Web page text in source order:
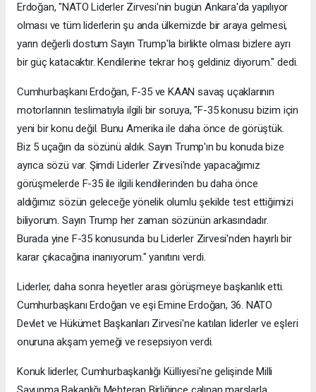
Erdoğan, "NATO Liderler Zirvesi'nin bugün Ankara'da yapılıyor
olması ve tüm liderlerin şu anda ülkemizde bir araya gelmesi,
yarın değerli dostum Sayın Trump'la birlikte olması bizlere ayrı
bir güç katacaktır. Kendilerine tekrar hoş geldiniz diyorum." dedi.
Cumhurbaşkanı Erdoğan, F-35 ve KAAN savaş uçaklarının
motorlarının teslimatıyla ilgili bir soruya, "F-35 konusu bizim için
yeni bir konu değil. Bunu Amerika ile daha önce de görüştük.
Biz 5 uçağın da sözünü aldık. Sayın Trump'ın bu konuda bize
ayrıca sözü var. Şimdi Liderler Zirvesi'nde yapacağımız
görüşmelerde F-35 ile ilgili kendilerinden bu daha önce
aldığımız sözün geleceğe yönelik olumlu şekilde test ettiğimizi
biliyorum. Sayın Trump her zaman sözünün arkasındadır.
Burada yine F-35 konusunda bu Liderler Zirvesi'nden hayırlı bir
karar çıkacağına inanıyorum." yanıtını verdi.
Liderler, daha sonra heyetler arası görüşmeye başkanlık etti.
Cumhurbaşkanı Erdoğan ve eşi Emine Erdoğan, 36. NATO
Devlet ve Hükümet Başkanları Zirvesi'ne katılan liderler ve eşleri
onuruna akşam yemeği ve resepsiyon verdi.
Konuk liderler, Cumhurbaşkanlığı Külliyesi'ne gelişinde Milli